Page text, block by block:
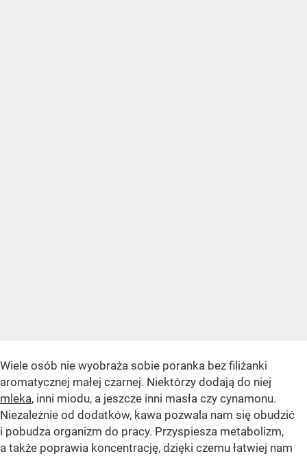
Wiele osób nie wyobraża sobie poranka bez filiżanki
aromatycznej małej czarnej. Niektórzy dodają do niej
mleka, inni miodu, a jeszcze inni masła czy cynamonu.
Niezależnie od dodatków, kawa pozwala nam się obudzić
i pobudza organizm do pracy. Przyspiesza metabolizm,
a także poprawia koncentrację, dzięki czemu łatwiej nam